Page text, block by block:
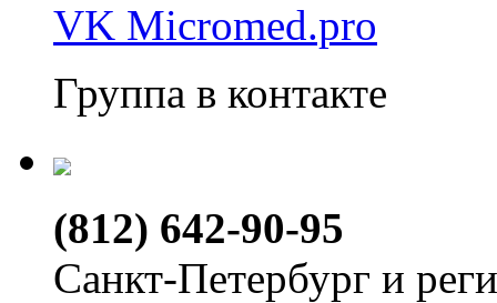
VK Micromed.pro
Группа в контакте
(812) 642-90-95
Санкт-Петербург и